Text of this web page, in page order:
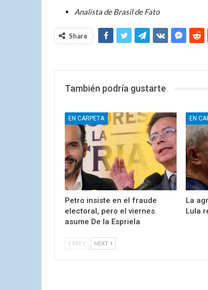
Analista de Brasil de Fato
Share
También podría gustarte
EN CARPETA
Petro insiste en el fraude
electoral, pero el viernes
asume De la Espriela
EN
La
Lula
PREV NEXT